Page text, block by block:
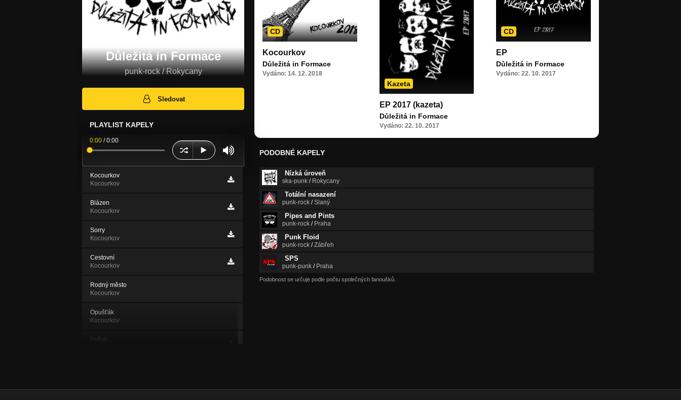
Důležitá in Formace
punk-rock / Rokycany
Sledovat
PLAYLIST KAPELY
0:00 /0:00
Kocourkov
Kocourkov
Blázen
Kocourkov
Sorry
Kocourkov
Cestovní
Kocourkov
Rodný město
Kocourkov
Opušťák
Kocourkov
Pošuk
CD
Kocourkov
Důležitá in Formace
Vydáno: 14. 12. 2018
Kazeta
EP 2017 (kazeta)
Důležitá in Formace
Vydáno: 22. 10. 2017
CD
EP
Důležitá in Formace
Vydáno: 22. 10. 2017
PODOBNÉ KAPELY
Nízká úroveň
ska-punk / Rokycany
Totální nasazení
punk-rock /Slaný
Pipes and Pints
punk-rock / Praha
Punk Floid
punk-rock /Zábřeh
SPS
punk-punk / Praha
Podobnost se určuje podle počtu společných fanoušků.